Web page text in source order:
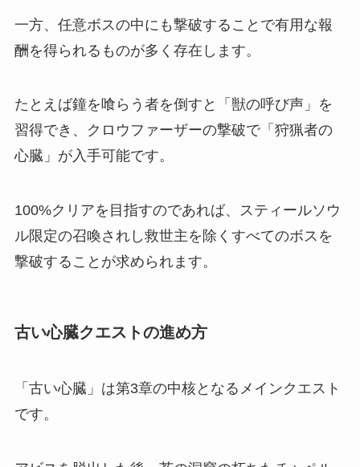
一方、任意ボスの中にも撃破することで有用な報
酬を得られるものが多く存在します。
たとえば鐘を喰らう者を倒すと「獣の呼び声」を
習得でき、クロウファーザーの撃破で「狩猟者の
心臓」が入手可能です。
100%クリアを目指すのであれば、スティールソウ
ル限定の召喚されし救世主を除くすべてのボスを
撃破することが求められます。
古い心臓クエストの進め方
「古い心臓」は第3章の中核となるメインクエスト
です。